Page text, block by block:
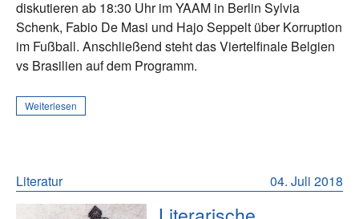
diskutieren ab 18:30 Uhr im YAAM in Berlin Sylvia
Schenk, Fabio De Masi und Hajo Seppelt über Korruption
im Fußball. Anschließend steht das Viertelfinale Belgien
vs Brasilien auf dem Programm.
Weiterlesen
04. Juli 2018
Literatur